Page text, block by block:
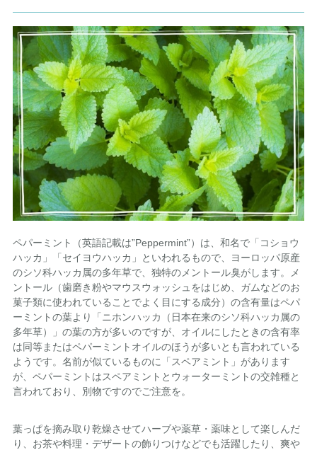
ペパーミント（英語記載は”Peppermint”）は、和名で「コショウ
ハッカ」「セイヨウハッカ」といわれるもので、ヨーロッパ原産
のシソ科ハッカ属の多年草で、独特のメントール臭がします。メ
ントール（歯磨き粉やマウスウォッシュをはじめ、ガムなどのお
菓子類に使われていることでよく目にする成分）の含有量はペパ
ーミントの葉より「ニホンハッカ（日本在来のシソ科ハッカ属の
多年草）」の葉の方が多いのですが、オイルにしたときの含有率
は同等またはペパーミントオイルのほうが多いとも言われている
ようです。名前が似ているものに「スペアミント」があります
が、ペパーミントはスペアミントとウォーターミントの交雑種と
言われており、別物ですのでご注意を。
葉っぱを摘み取り乾燥させてハーブや薬草・薬味として楽しんだ
り、お茶や料理・デザートの飾りつけなどでも活躍したり、爽や